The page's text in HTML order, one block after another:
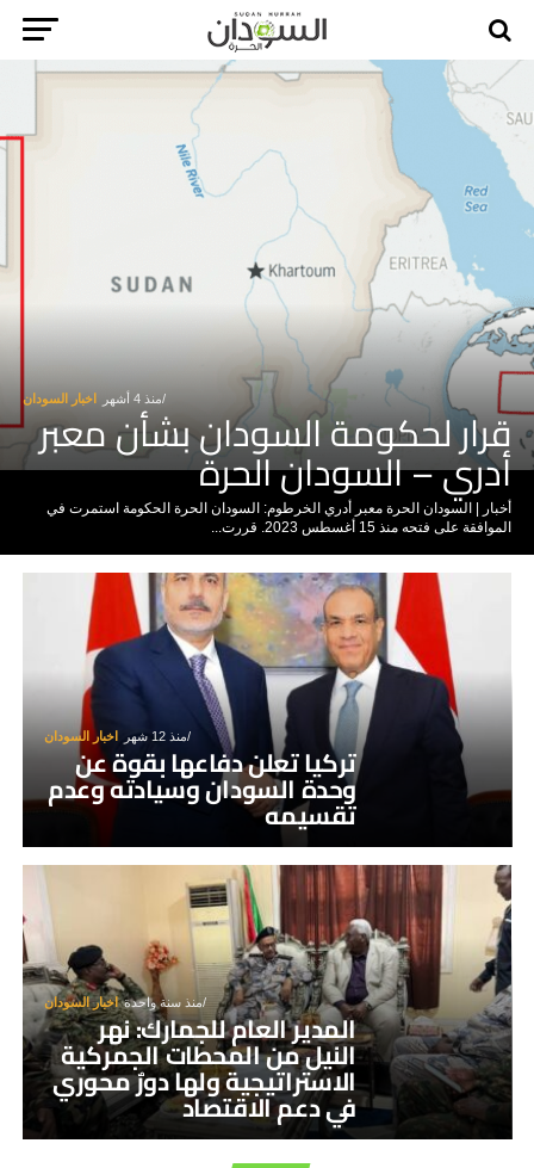
اخبار السودان منذ 4 أشهر
قرار لحكومة السودان بشأن معبر
أدري – السودان الحرة
أخبار | السودان الحرة معبر أدري الخرطوم: السودان الحرة الحكومة استمرت في
الموافقة على فتحه منذ 15 أغسطس 2023. قررت...
اخبار السودان منذ 12 شهر
تركيا تعلن دفاعها بقوة عن
وحدة السودان وسيادته وعدم
تقسيمه
اخبار السودان منذ سنة واحدة
المدير العام للجمارك: نهر
النيل من المحطات الجمركية
الاستراتيجية ولها دورٌ محوري
في دعم الاقتصاد